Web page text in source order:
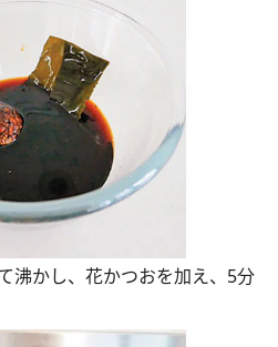
沸かし、花かつおを加え、5分